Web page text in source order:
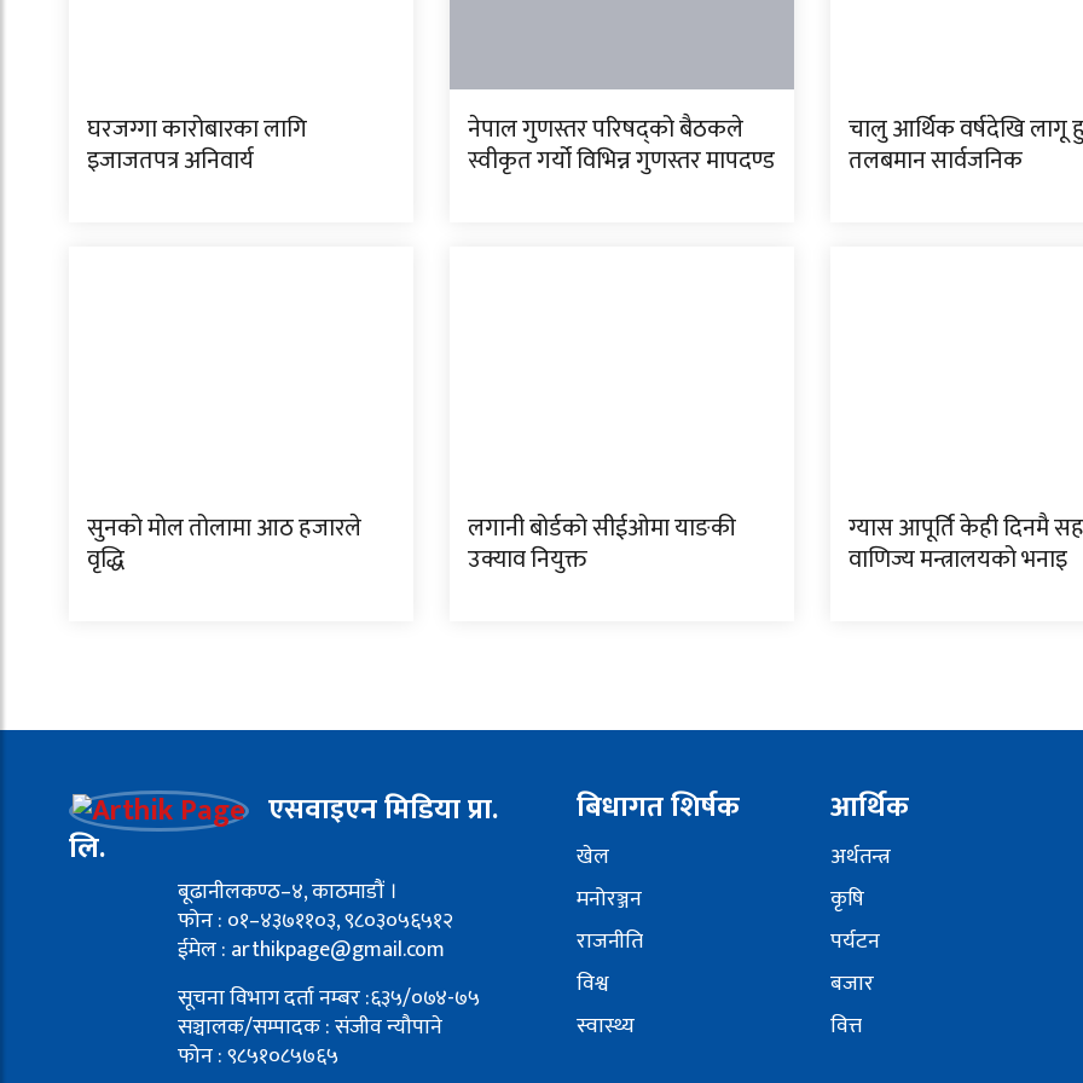
घरजग्गा कारोबारका लागि
इजाजतपत्र अनिवार्य
नेपाल गुणस्तर परिषद्को बैठकले
स्वीकृत गर्यो विभिन्न गुणस्तर मापदण्ड
चालु आर्थिक वर्षदेखि लागू
तलबमान सार्वजनिक
सुनको मोल तोलामा आठ हजारले
वृद्धि
लगानी बोर्डको सीईओमा याङकी
उक्याव नियुक्त
ग्यास आपूर्ति केही दिनमै
वाणिज्य मन्त्रालयको भनाइ
एसवाइएन मिडिया प्रा.
लि.
बूढानीलकण्ठ–४, काठमाडौं ।
फोन : ०१–४३७११०३, ९८०३०५६५१२
ईमेल : arthikpage@gmail.com
सूचना विभाग दर्ता नम्बर :६३५/०७४-७५
सञ्चालक/सम्पादक : संजीव न्यौपाने
फोन : ९८५१०८५७६५
बिधागत शिर्षक
खेल
मनोरञ्जन
राजनीति
विश्व
स्वास्थ्य
आर्थिक
अर्थतन्त्र
कृषि
पर्यटन
बजार
वित्त